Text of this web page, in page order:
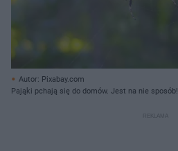
Autor: Pixabay.com
Pająki pchają się do domów. Jest na nie sposób!